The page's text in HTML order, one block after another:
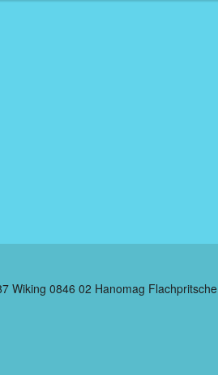
Wiking 0846 02 Hanomag Flachpritsche